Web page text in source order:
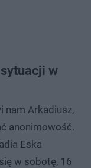
w
nam Arkadiusz,
anonimowość.
Eska
w sobotę, 16